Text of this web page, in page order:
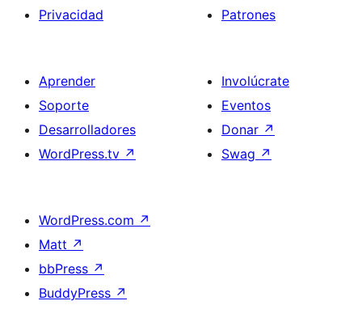
Privacidad
Patrones
Aprender
Soporte
Desarrolladores
WordPress.tv ↗
Involúcrate
Eventos
Donar ↗
Swag ↗
WordPress.com ↗
Matt ↗
bbPress ↗
BuddyPress ↗